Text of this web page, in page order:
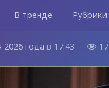
В тренде Рубрики
2026 года в 17:43  17